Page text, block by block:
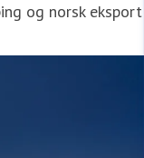
og norsk eksport